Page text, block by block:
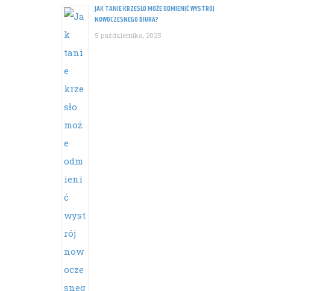
JAK TANIE KRZESŁO MOŻE ODMIENIĆ WYSTRÓJ
NOWOCZESNEGO BIURA?
5 października, 2025